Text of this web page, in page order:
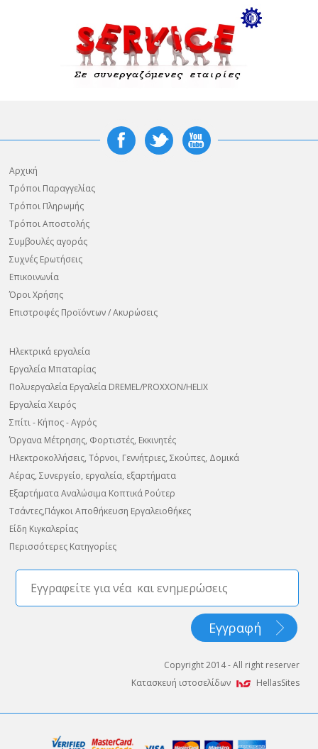
Αρχική
Τρόποι Παραγγελίας
Τρόποι Πληρωμής
Τρόποι Αποστολής
Συμβουλές αγοράς
Συχνές Ερωτήσεις
Επικοινωνία
Όροι Χρήσης
Επιστροφές Προϊόντων / Ακυρώσεις
Ηλεκτρικά εργαλεία
Εργαλεία Μπαταρίας
Πολυεργαλεία Εργαλεία DREMEL/PROXXON/HELIX
Εργαλεία Χειρός
Σπίτι - Κήπος - Αγρός
Όργανα Μέτρησης, Φορτιστές, Εκκινητές
Ηλεκτροκολλήσεις, Τόρνοι, Γεννήτριες, Σκούπες, Δομικά
Αέρας, Συνεργείο, εργαλεία, εξαρτήματα
Εξαρτήματα Αναλώσιμα Κοπτικά Ρούτερ
Τσάντες,Πάγκοι Αποθήκευση Εργαλειοθήκες
Είδη Κιγκαλερίας
Περισσότερες Κατηγορίες
Copyright 2014 - All right reserver
Κατασκευή ιστοσελίδων
HellasSites